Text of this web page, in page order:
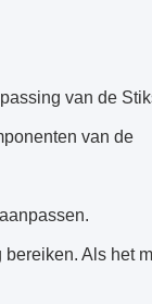
van de
van de
Als het